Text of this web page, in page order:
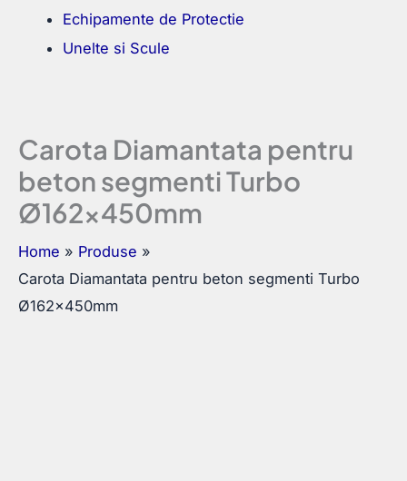
Echipamente de Protectie
Unelte si Scule
Carota Diamantata pentru
beton segmenti Turbo
Ø162x450mm
Home
Produse
Carota Diamantata pentru beton segmenti Turbo
Ø162x450mm